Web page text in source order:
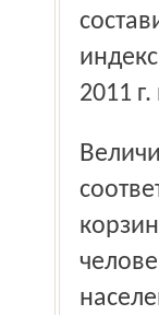
2011
Величина прожиточного минимума, рассчитанная в